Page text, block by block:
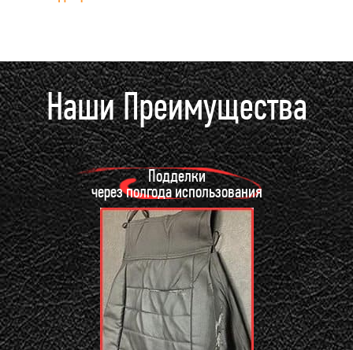
Наши Преимущества
Подделки
через полгода использования